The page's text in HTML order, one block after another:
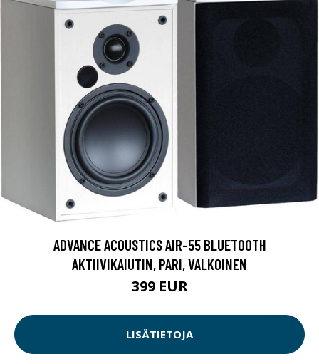
ADVANCE ACOUSTICS AIR-55 BLUETOOTH
AKTIIVIKAIUTIN, PARI, VALKOINEN
399 EUR
LISÄTIETOJA